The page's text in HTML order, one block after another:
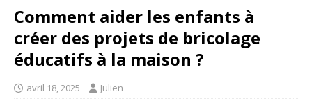
Comment aider les enfants à
créer des projets de bricolage
éducatifs à la maison ?
avril 18, 2025 Julien